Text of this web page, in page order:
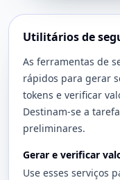
Utilitários de
As ferramentas de
rápidos para gerar
tokens e verificar
Destinam-se a
preliminares.
Gerar e verificar
Use esses serviços